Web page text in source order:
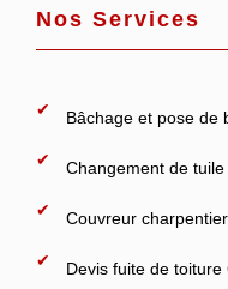
Nos Services
Bâchage et pose de
Changement de tuile
Couvreur
Devis fuite de toiture